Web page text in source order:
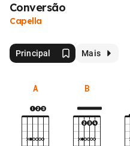
Conversão
Capella
Principal Mais
A B